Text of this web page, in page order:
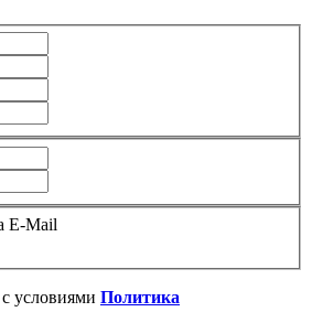
E-Mail
условиями Политика